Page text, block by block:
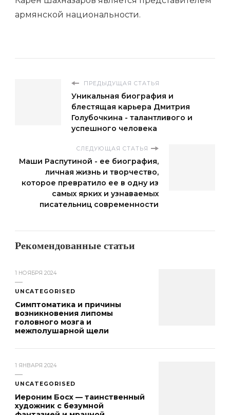
армянской национальности.
ПРЕДЫДУЩАЯ СТАТЬЯ
Уникальная биография и
блестящая карьера Дмитрия
Голубочкина - талантливого и
успешного человека
СЛЕДУЮЩАЯ СТАТЬЯ
Маши Распутиной - ее биография,
личная жизнь и творчество,
которое превратило ее в одну из
самых ярких и узнаваемых
писательниц современности
Рекомендованные статьи
1 НОЯБРЯ 2024
UNCATEGORISED
Симптоматика и причины
возникновения липомы
головного мозга и
межполушарной щели
1 ЯНВАРЯ 2024
UNCATEGORISED
Иероним Босх — таинственный
художник с безумной